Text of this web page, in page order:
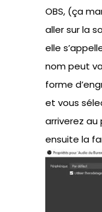
OBS, (ça
aller sur la
elle
nom peut
forme
et vous
arriverez
ensuite la